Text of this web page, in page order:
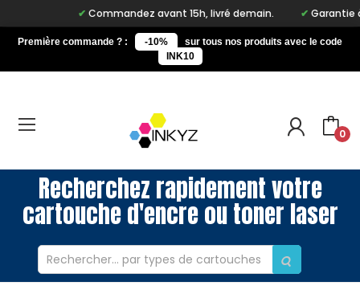
Commandez avant 15h, livré demain. Garantie à
Première commande ? : -10%
sur tous nos produits avec le code
INK10
0
Recherchez rapidement votre
cartouche d'encre ou toner laser